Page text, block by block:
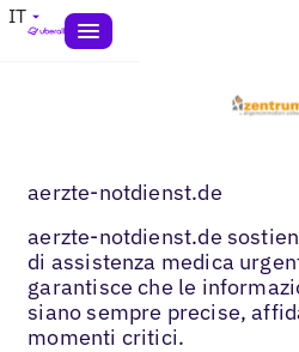
IT
aerzte-notdienst.de
aerzte-notdienst.de
di assistenza medica
garantisce che le
siano sempre precise,
momenti critici.